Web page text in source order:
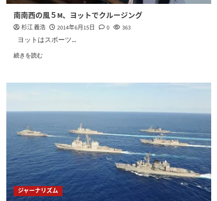
南南西の風５M、ヨットでクルージング
杉江 義浩 2014年6月15日 0 363
ヨットはスポーツ...
続きを読む
ジャーナリズム